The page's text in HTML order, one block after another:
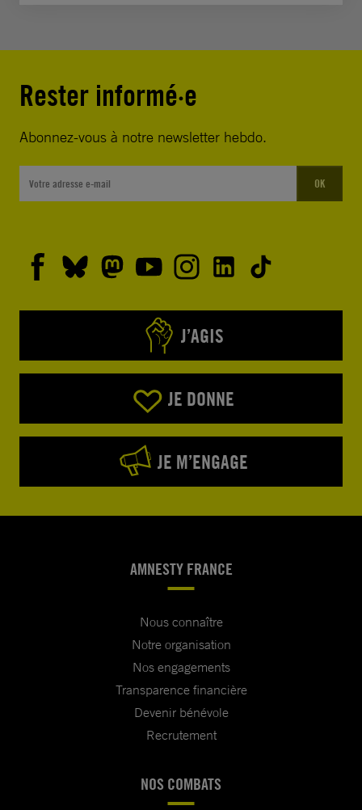
Rester informé·e
Abonnez-vous à notre newsletter hebdo.
OK
J’AGIS
JE DONNE
JE M’ENGAGE
AMNESTY FRANCE
Nous connaître
Notre organisation
Nos engagements
Transparence financière
Devenir bénévole
Recrutement
NOS COMBATS